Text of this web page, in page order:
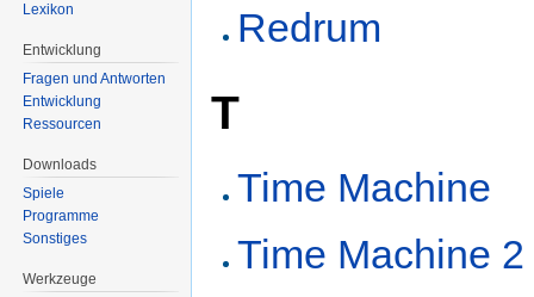
Redrum
T
Time Machine
Time Machine 2
Lexikon
Entwicklung
Fragen und Antworten
Entwicklung
Ressourcen
Downloads
Spiele
Programme
Sonstiges
Werkzeuge